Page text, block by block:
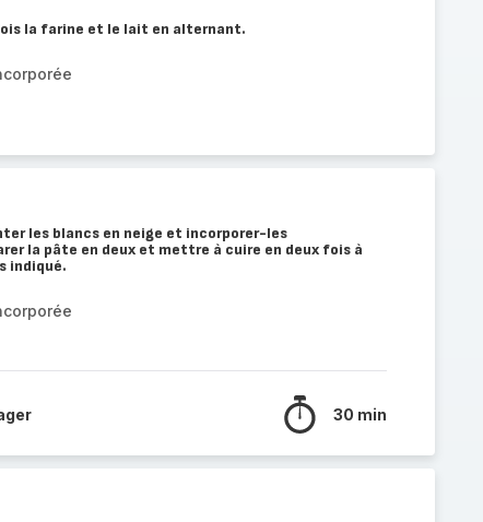
la farine et le lait en alternant.
les blancs en neige et incorporer-les
la pâte en deux et mettre à cuire en deux fois à
indiqué.
30 min